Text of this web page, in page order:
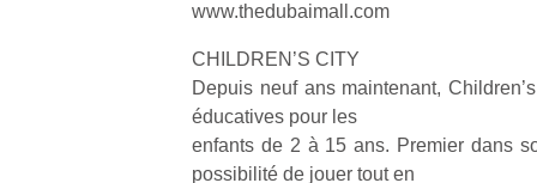
www.thedubaimall.com
CHILDREN’S CITY
Depuis neuf ans maintenant,
éducatives pour les
enfants de 2 à 15 ans. Premier dans
possibilité de jouer tout en